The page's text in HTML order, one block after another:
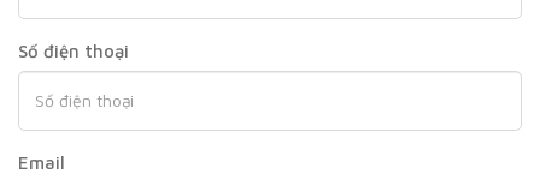
Số điện thoại
Email